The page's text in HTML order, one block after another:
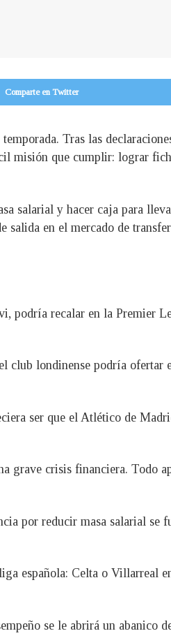
Comparte en Twitter
Tras las
misión que cumplir: lograr
salarial y hacer caja para
salida en el mercado de
podría recalar en la Premier
club londinense podría ofertar
ser que el Atlético de
grave crisis financiera. Todo
por reducir masa salarial se
española: Celta o Villarreal
se le abrirá un abanico